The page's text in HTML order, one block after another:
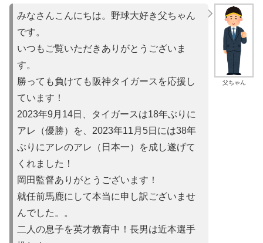
父ちゃん
みなさんこんにちは。野球大好き父ちゃん
です。
いつもご覧いただきありがとうございま
す。
勝っても負けても阪神タイガースを応援し
ています！
2023年9月14日、タイガースは18年ぶりに
アレ（優勝）を 、2023年11月5日には38年
ぶりにアレのアレ（日本一）を成し遂げて
くれました！
岡田監督ありがとうございます！
就任前馬鹿にして本当に申し訳ございませ
んでした。。
二人の息子を英才教育中！長男は近本選手